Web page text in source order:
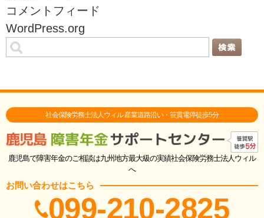
コメントフィード
WordPress.org
社会保険労務士法人ウィル 産業道路沿い・笹貫電停徒歩5分
鹿児島で障害年金のご相談は九州地方最大級の実績社会保険労務士法人ウィル
へ
お問い合わせはこちら
099-210-2825